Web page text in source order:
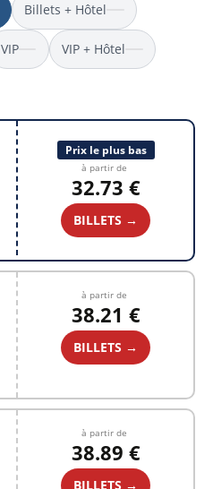
Billets + Hôtel
VIP VIP + Hôtel
Prix le plus bas
à partir de
32.73 €
BILLETS →
à partir de
38.21 €
BILLETS →
à partir de
38.89 €
BILLETS →